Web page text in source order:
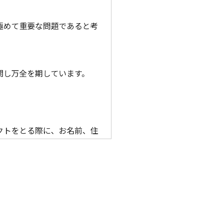
て重要な問題であると考
万全を期しています。
をとる際に、お名前、住
利用することはございま